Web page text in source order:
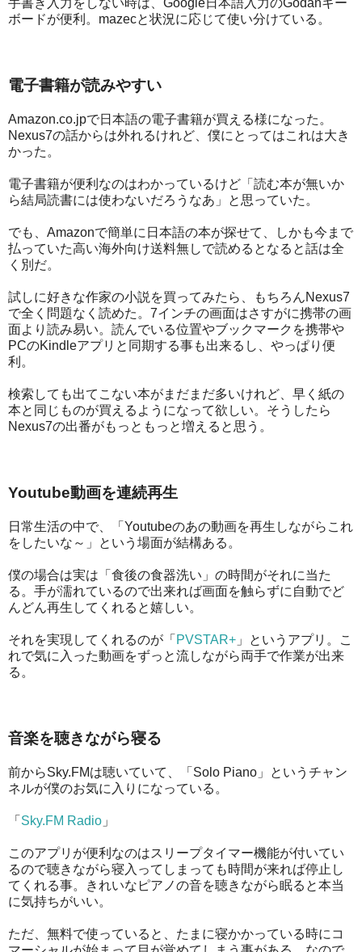
手書き入力をしない時は、Google日本語入力のGodanキー
ボードが便利。mazecと状況に応じて使い分けている。
電子書籍が読みやすい
Amazon.co.jpで日本語の電子書籍が買える様になった。
Nexus7の話からは外れるけれど、僕にとってはこれは大き
かった。
電子書籍が便利なのはわかっているけど「読む本が無いか
ら結局読書には使わないだろうなあ」と思っていた。
でも、Amazonで簡単に日本語の本が探せて、しかも今まで
払っていた高い海外向け送料無しで読めるとなると話は全
く別だ。
試しに好きな作家の小説を買ってみたら、もちろんNexus7
で全く問題なく読めた。7インチの画面はさすがに携帯の画
面より読み易い。読んでいる位置やブックマークを携帯や
PCのKindleアプリと同期する事も出来るし、やっぱり便
利。
検索しても出てこない本がまだまだ多いけれど、早く紙の
本と同じものが買えるようになって欲しい。そうしたら
Nexus7の出番がもっともっと増えると思う。
Youtube動画を連続再生
日常生活の中で、「Youtubeのあの動画を再生しながらこれ
をしたいな～」という場面が結構ある。
僕の場合は実は「食後の食器洗い」の時間がそれに当た
る。手が濡れているので出来れば画面を触らずに自動でど
んどん再生してくれると嬉しい。
それを実現してくれるのが「 PVSTAR+ 」というアプリ。こ
れで気に入った動画をずっと流しながら両手で作業が出来
る。
音楽を聴きながら寝る
前からSky.FMは聴いていて、「Solo Piano」というチャン
ネルが僕のお気に入りになっている。
「 Sky.FM Radio 」
このアプリが便利なのはスリープタイマー機能が付いてい
るので聴きながら寝入ってしまっても時間が来れば停止し
てくれる事。きれいなピアノの音を聴きながら眠ると本当
に気持ちがいい。
ただ、無料で使っていると、たまに寝かかっている時にコ